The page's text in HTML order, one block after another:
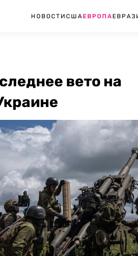
НОВОСТИ США ЕВРОПА
вето на